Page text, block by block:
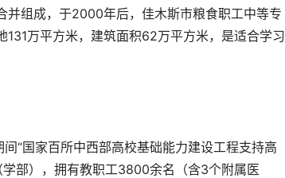
并组成，于2000年后，佳木斯市粮食职工中等专
万平方米，建筑面积62万平方米，是适合学习
“国家百所中西部高校基础能力建设工程支持高
部），拥有教职工3800余名（含3个附属医